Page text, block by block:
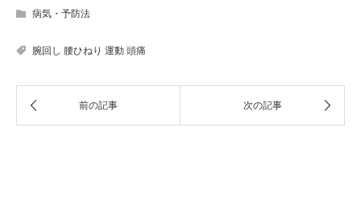
病気・予防法
腕回し 腰ひねり 運動頭痛